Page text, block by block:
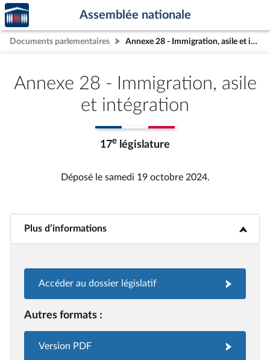
Aller au contenu
Aller en bas de la page
Accèder
à la
page
d'accueil
Assemblée nationale
Documents parlementaires Annexe 28 - Immigration, asile et intégration
Annexe 28 - Immigration, asile
et intégration
17e législature
Déposé le samedi 19 octobre 2024.
Plus d’informations<b>Plus d’informations</b>
Accéder au dossier législatif
Autres formats :
Version PDF